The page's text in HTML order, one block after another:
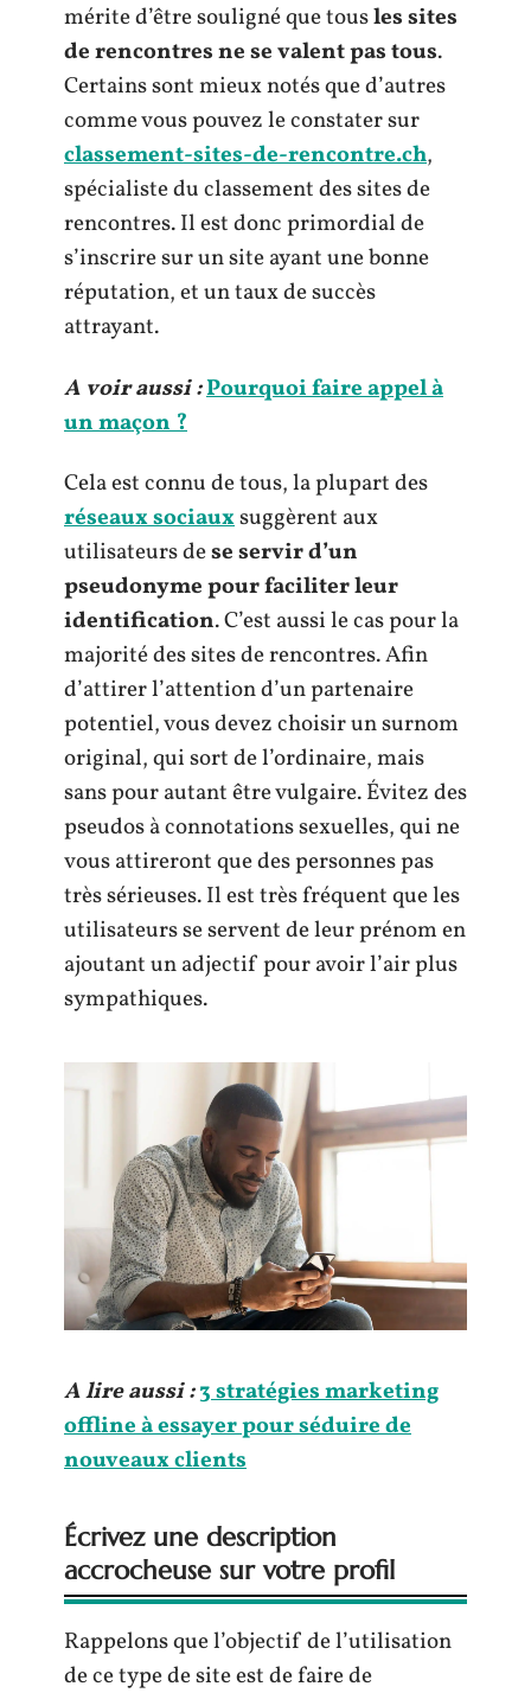
mérite d’être souligné que tousles sites
de rencontres ne se valent pas tous.
Certains sont mieux notés que d’autres
comme vous pouvez le constater sur
classement-sites-de-rencontre.ch,
spécialiste du classement des sites de
rencontres. Il est donc primordial de
s’inscrire sur un site ayant une bonne
réputation, et un taux de succès
attrayant.
A voir aussi :Pourquoi faire appel à
un maçon ?
Cela est connu de tous, la plupart des
réseaux sociauxsuggèrent aux
utilisateurs dese servir d’un
pseudonyme pour faciliter leur
identification. C’est aussi le cas pour la
majorité des sites de rencontres. Afin
d’attirer l’attention d’un partenaire
potentiel, vous devez choisir un surnom
original, qui sort de l’ordinaire, mais
sans pour autant être vulgaire. Évitez des
pseudos à connotations sexuelles, qui ne
vous attireront que des personnes pas
très sérieuses. Il est très fréquent que les
utilisateurs se servent de leur prénom en
ajoutant un adjectif pour avoir l’air plus
sympathiques.
A lire aussi :3 stratégies marketing
offline à essayer pour séduire de
nouveaux clients
Écrivez une description
accrocheuse sur votre profil
Rappelons que l’objectif de l’utilisation
de ce type de site est de faire de